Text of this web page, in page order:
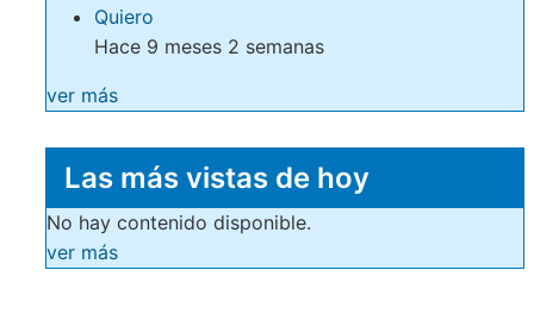
Quiero
Hace 9 meses 2 semanas
ver más
Las más vistas de hoy
No hay contenido disponible.
ver más